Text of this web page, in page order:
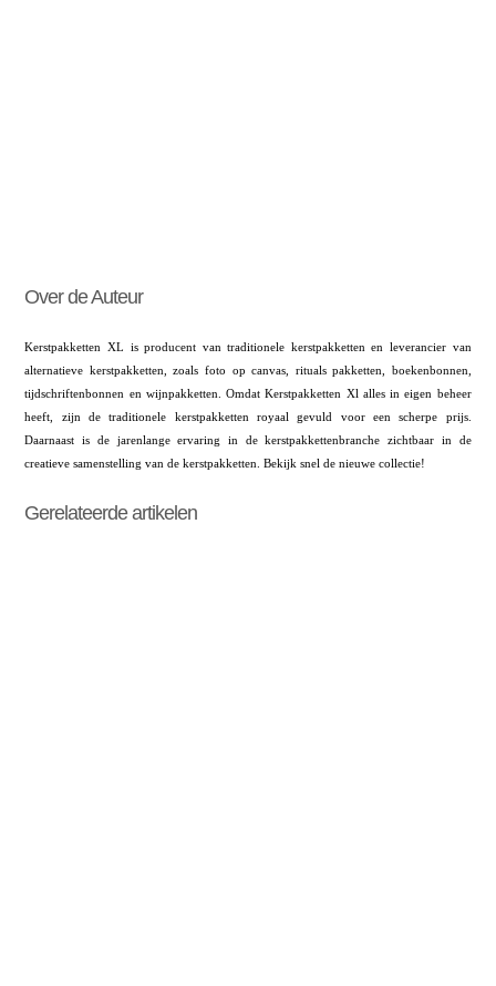
Over de Auteur
Kerstpakketten XL is producent van traditionele kerstpakketten en leverancier van
alternatieve kerstpakketten, zoals foto op canvas, rituals pakketten, boekenbonnen,
tijdschriftenbonnen en wijnpakketten. Omdat Kerstpakketten Xl alles in eigen beheer
heeft, zijn de traditionele kerstpakketten royaal gevuld voor een scherpe prijs.
Daarnaast is de jarenlange ervaring in de kerstpakkettenbranche zichtbaar in de
creatieve samenstelling van de kerstpakketten. Bekijk snel de nieuwe collectie!
Gerelateerde artikelen